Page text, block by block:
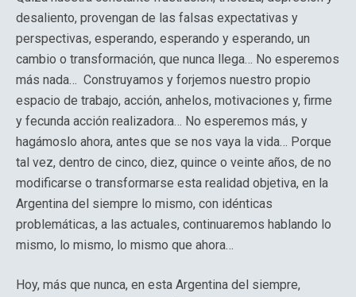
desaliento, provengan de las falsas expectativas y
perspectivas, esperando, esperando y esperando, un
cambio o transformación, que nunca llega… No esperemos
más nada… Construyamos y forjemos nuestro propio
espacio de trabajo, acción, anhelos, motivaciones y, firme
y fecunda acción realizadora… No esperemos más, y
hagámoslo ahora, antes que se nos vaya la vida… Porque
tal vez, dentro de cinco, diez, quince o veinte años, de no
modificarse o transformarse esta realidad objetiva, en la
Argentina del siempre lo mismo, con idénticas
problemáticas, a las actuales, continuaremos hablando lo
mismo, lo mismo, lo mismo que ahora…
Hoy, más que nunca, en esta Argentina del siempre,